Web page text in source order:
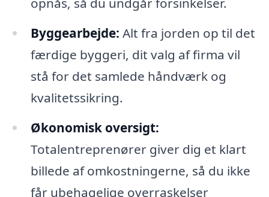
Byggearbejde: Alt fra jorden op til det
færdige byggeri, dit valg af firma vil
stå for det samlede håndværk og
kvalitetssikring.
Økonomisk oversigt:
Totalentreprenører giver dig et klart
billede af omkostningerne, så du ikke
får ubehagelige overraskelser